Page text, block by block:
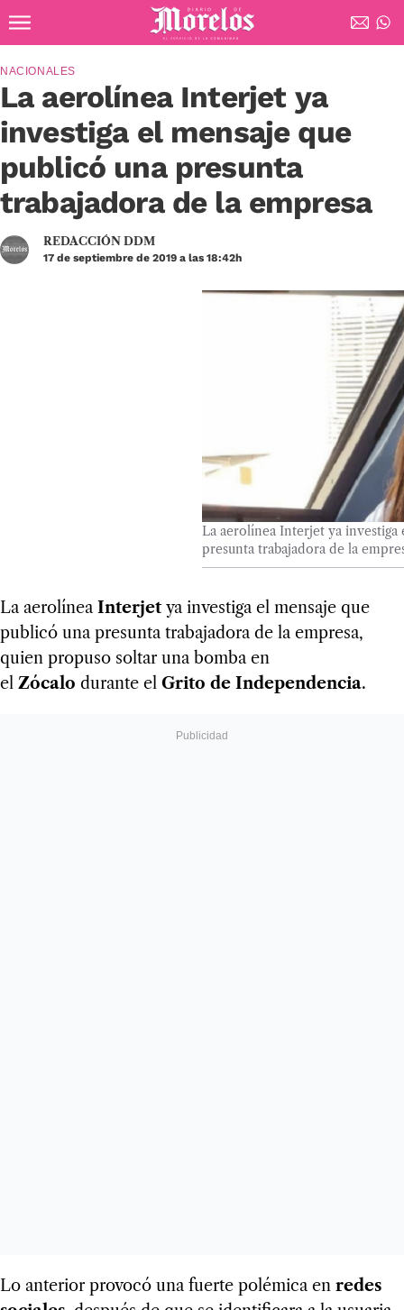
Diario de Morelos
La aerolínea Interjet ya
investiga el mensaje que
publicó una presunta
trabajadora de la empresa
NACIONALES
REDACCIÓN DDM
17 de septiembre de 2019 a las 18:42h
La aerolínea Interjet ya investiga
presunta trabajadora de la
La aerolínea Interjetya investiga el mensaje que
publicó una presunta trabajadora de la empresa,
quien propuso soltar una bomba en
el Zócalo durante el Grito de Independencia.
Lo anterior provocó una fuerte polémica en redes